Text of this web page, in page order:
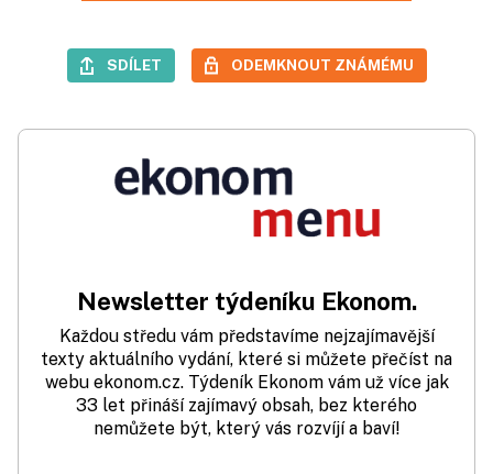
SDÍLET ODEMKNOUT ZNÁMÉMU
Newsletter týdeníku Ekonom.
Každou středu vám představíme nejzajímavější
texty aktuálního vydání, které si můžete přečíst na
webu ekonom.cz. Týdeník Ekonom vám už více jak
33 let přináší zajímavý obsah, bez kterého
nemůžete být, který vás rozvíjí a baví!